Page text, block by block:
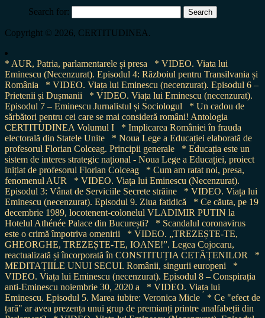
Search for:
Copyright © 2026, CERTITUDINEA.
* AUR, Patria, parlamentarele și presa
* VIDEO. Viata lui
Eminescu (Necenzurat). Episodul 4: Războiul pentru Transilvania și
România
* VIDEO. Viața lui Eminescu (necenzurat). Episodul 6 –
Prietenii și Dușmanii
* VIDEO. Viața lui Eminescu (necenzurat).
Episodul 7 – Eminescu Jurnalistul și Sociologul
* Un cadou de
sărbători pentru cei care se mai consideră români! Antologia
CERTITUDINEA Volumul I
* Implicarea României în frauda
electorală din Statele Unite
* Noua Lege a Educației elaborată de
profesorul Florian Colceag. Principii generale
* Educația este un
sistem de interes strategic național - Noua Lege a Educației, proiect
inițiat de profesorul Florian Colceag
* Cum am ratat noi, presa,
fenomenul AUR
* VIDEO. Viața lui Eminescu (Necenzurat).
Episodul 3: Vânat de Serviciile Secrete străine
* VIDEO. Viața lui
Eminescu (necenzurat). Episodul 9. Ziua fatidică
* Ce căuta, pe 19
decembrie 1989, locotenent-colonelul VLADIMIR PUTIN la
Hotelul Athénée Palace din București?
* Scandalul coronavirus
este o crimă împotriva omenirii
* VIDEO. „TREZEȘTE-TE,
GHEORGHE, TREZEȘTE-TE, IOANE!”. Legea Cojocaru,
reactualizată și încorporată în CONSTITUȚIA CETĂȚENILOR
*
MEDITAȚIILE UNUI SECUI. Românii, singurii europeni
*
VIDEO. Viața lui Eminescu (necenzurat). Episodul 8 – Conspirația
anti-Eminescu noiembrie 30, 2020 a
* VIDEO. Viața lui
Eminescu. Episodul 5. Marea iubire: Veronica Micle
* Ce "efect de
țară" ar avea prezența unui grup de premianți printre analfabeții din